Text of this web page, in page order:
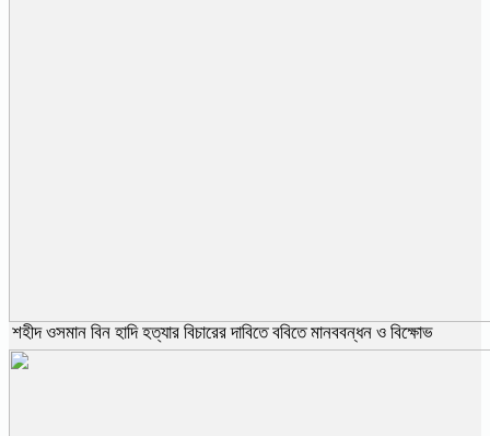
শহীদ ওসমান বিন হাদি হত্যার বিচারের দাবিতে ববিতে মানববন্ধন ও বিক্ষোভ